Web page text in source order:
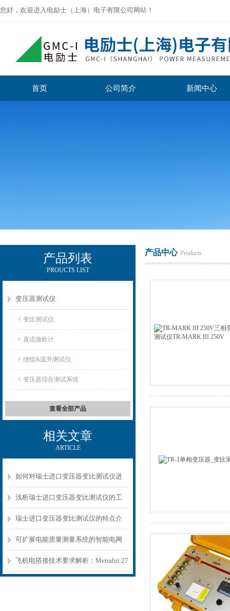
您好，欢迎进入电励士（上海）电子有限公司网站！
首页 公司简介 新闻中心
产品列表
PROUCTS LIST
变压器测试仪
变比测试仪
直流微欧计
绕组&温升测试仪
变压器综合测试系统
查看全部产品
相关文章
ARTICLE
如何对瑞士进口变压器变比测试仪进
行校准？
浅析瑞士进口变压器变比测试仪的工
作原理
瑞士进口变压器变比测试仪的特点介
绍
可扩展电能质量测量系统的智能电网
解决方案LINAX PQ5000CL
飞机电搭接技术要求解析：Metrahit 27
产品中心 Products